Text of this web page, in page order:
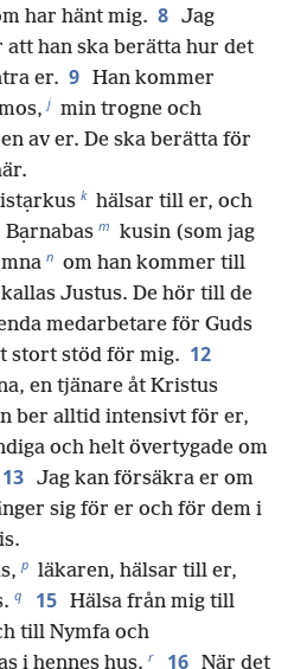
har hänt mig. 8 Jag
han ska berätta hur det
er. 9 Han kommer
j min trogne och
av er. De ska berätta för
k hälsar till er, och
Bạrnabas m kusin (som jag
n om han kommer till
Justus. De hör till de
medarbetare för Guds
stort stöd för mig. 12
en tjänare åt Kristus
ber alltid intensivt för er,
och helt övertygade om
13 Jag kan försäkra er om
sig för er och för dem i
p läkaren, hälsar till er,
q 15 Hälsa från mig till
till Nymfa och
i hennes hus. r 16 När det